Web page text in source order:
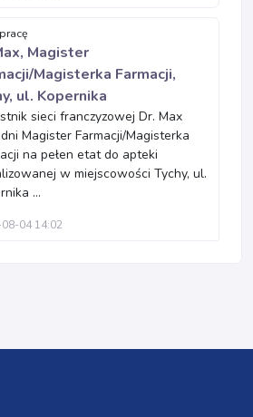
Magister
Magisterka Farmacji,
ul. Kopernika
sieci franczyzowej Dr. Max
Magister Farmacji/Magisterka
na pełen etat do apteki
w miejscowości Tychy, ul.
...
04 14:02